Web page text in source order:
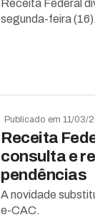
Receita Federal
segunda-feira (16).
Publicado em 11/03/
Receita
consulta e
pendências
A novidade
e-CAC.